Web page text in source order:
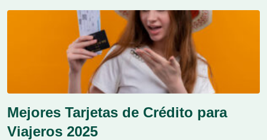
Mejores Tarjetas de Crédito para
Viajeros 2025